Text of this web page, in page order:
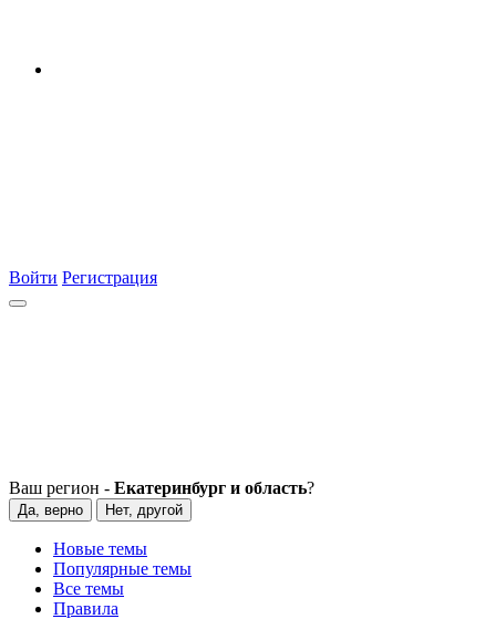
Войти Регистрация
Ваш регион - Екатеринбург и область?
Да, верно Нет, другой
Новые темы
Популярные темы
Все темы
Правила